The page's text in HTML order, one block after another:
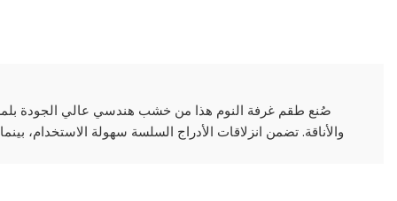
صُنع طقم غرفة النوم هذا من خشب هندسي عالي الجودة
والأناقة. تضمن انزلاقات الأدراج السلسة سهولة الاستخدام،